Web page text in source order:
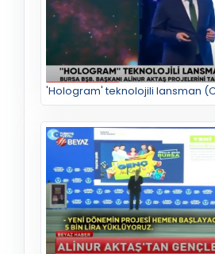
'Hologram' teknolojili lansman